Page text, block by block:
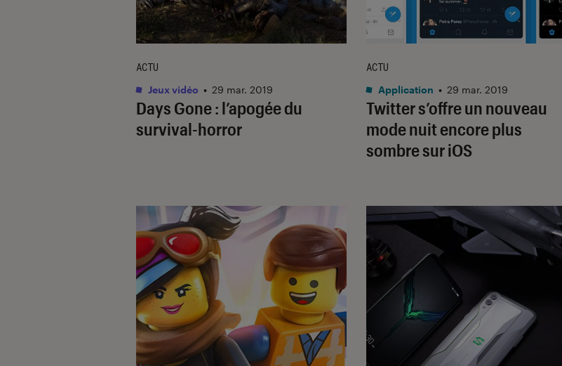
Days Gone : l’apogée du
survival-horror
ACTU
Jeux vidéo • 29 mar. 2019
Twitter s’offre un nouveau
mode nuit encore plus
sombre sur iOS
ACTU
Application • 29 mar. 2019